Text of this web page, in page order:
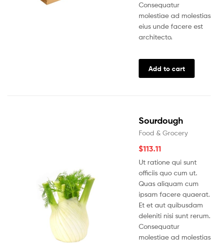
Consequatur
molestiae ad molestias
eius unde facere est
architecto.
Add to cart
Sourdough
Food & Grocery
$113.11
Ut ratione qui sunt
officiis quo cum ut.
Quas aliquam cum
ipsam facere quaerat.
Et et aut quibusdam
deleniti nisi sunt rerum.
Consequatur
molestiae ad molestias